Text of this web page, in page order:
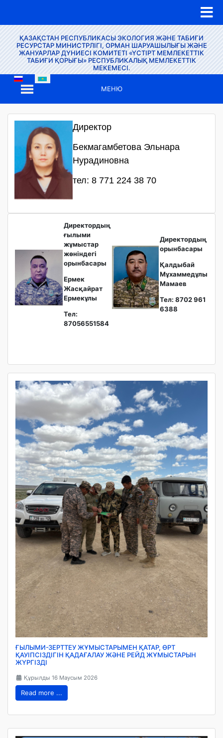
ҚАЗАҚСТАН РЕСПУБЛИКАСЫ ЭКОЛОГИЯ ЖӘНЕ ТАБИҒИ
РЕСУРСТАР МИНИСТРЛІГІ, ОРМАН ШАРУАШЫЛЫҒЫ ЖӘНЕ
ЖАНУАРЛАР ДҮНИЕСІ КОМИТЕТІ «ҮСТІРТ МЕМЛЕКЕТТІК
ТАБИҒИ ҚОРЫҒЫ» РЕСПУБЛИКАЛЫҚ МЕМЛЕКЕТТІК
МЕКЕМЕСІ.
МЕНЮ
Директор
Бекмагамбетова Эльнара
Нурадиновна
тел: 8 771 224 38 70
Директордың
ғылыми
жұмыстар
жөніндегі
орынбасары
Ермек
Жасқайрат
Ермекұлы
Тел:
87056551584
Директордың
орынбасары
Қалдыбай
Мұхаммедұлы
Мамаев
Тел: 8702 961
6388
ҒЫЛЫМИ-ЗЕРТТЕУ ЖҰМЫСТАРЫМЕН ҚАТАР, ӨРТ
ҚАУІПСІЗДІГІН ҚАДАҒАЛАУ ЖӘНЕ РЕЙД ЖҰМЫСТАРЫН
ЖҮРГІЗДІ
Құрылды 16 Маусым 2026
Read more ...